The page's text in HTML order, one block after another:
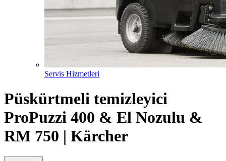
Servis Hizmetleri
Püskürtmeli temizleyici
ProPuzzi 400 & El Nozulu &
RM 750 | Kärcher